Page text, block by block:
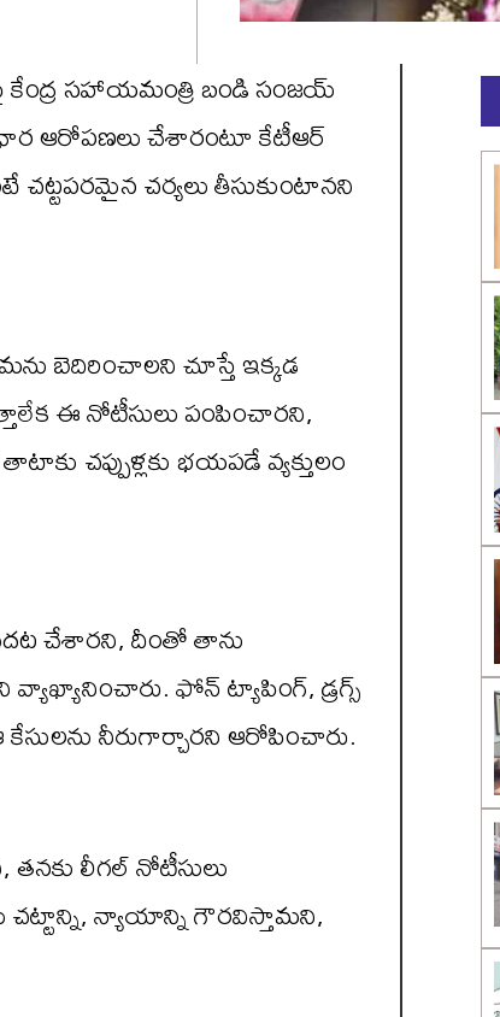
కేంద్ర సహాయమంత్రి బండి సంజయ్
ఆరోపణలు చేశారంటూ కేటీఆర్
చర్యలు తీసుకుంటానని
బెదిరించాలని చూస్తే ఇక్కడ
ఈ నోటీసులు పంపించారని,
చప్పుళ్లకు భయపడే వ్యక్తులం
చేశారని, దీంతో తాను
వ్యాఖ్యానించారు. ఫోన్ ట్యాపింగ్, డ్రగ్స్
నీరుగార్చారని ఆరోపించారు.
లీగల్ నోటీసులు
న్యాయాన్ని గౌరవిస్తామని,